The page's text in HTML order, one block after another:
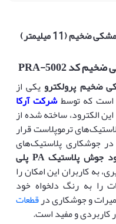
الکترود جوش پلاستیک PA پلی آمید مشکی ضخیم (11 میلیمتر)
کدPRA-5002
ضخیم پرولکترویکی از
است که توسطشرکت آرکا
الکترود، ساخته شده از
ترموپلاست قرار
جوشکاری پلاستیک‌های
جوش پلاستیکPA پلی
به کاربران این امکان را
را به رنگ دلخواه خود
و جوشکاری درقطعات
کاربردی و مفید است.